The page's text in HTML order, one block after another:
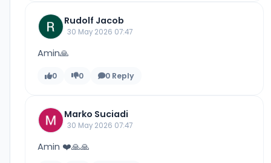
Rudolf Jacob
30 May 2026 07:47
Amin🙏
0 0 0 Reply
Marko Suciadi
30 May 2026 07:47
Amin ❤️🙏🙏